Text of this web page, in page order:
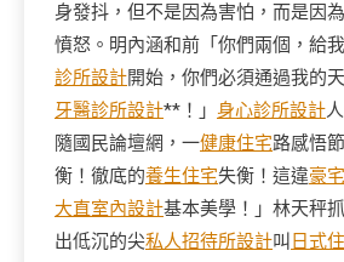
身發抖，但不是因為害怕，而是因
憤怒。明內涵和前「你們兩個，給
診所設計開始，你們必須通過我的
牙醫診所設計**！」 身心診所設計
隨國民論壇網，一健康住宅路感悟
衡！徹底的養生住宅失衡！這違豪
大直室內設計基本美學！」林天秤
出低沉的尖私人招待所設計叫 日式